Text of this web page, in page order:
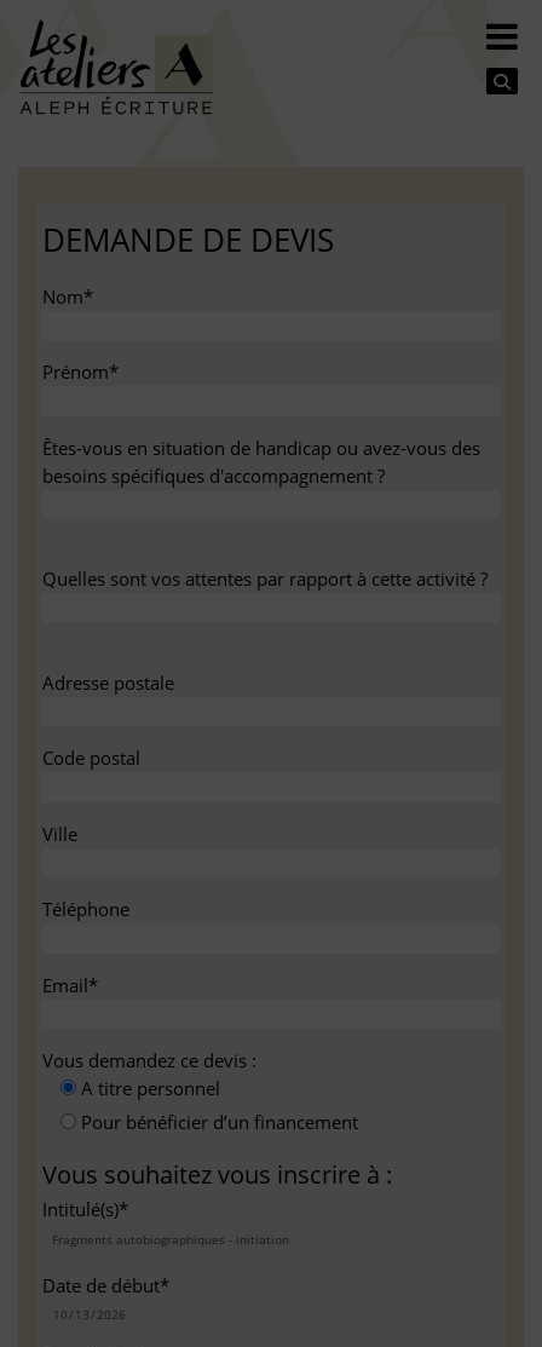
DEMANDE DE DEVIS
Nom*
Prénom*
Êtes-vous en situation de handicap ou avez-vous des
besoins spécifiques d'accompagnement ?
Quelles sont vos attentes par rapport à cette activité ?
Adresse postale
Code postal
Ville
Téléphone
Email*
Vous demandez ce devis :
A titre personnel
Pour bénéficier d’un financement
Vous souhaitez vous inscrire à :
Intitulé(s)*
Date de début*